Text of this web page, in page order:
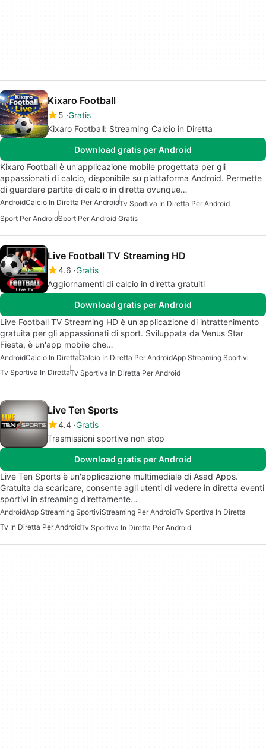
Kixaro Football
5 Gratis
Kixaro Football: Streaming Calcio in Diretta
Download gratis per Android
Kixaro Football è un'applicazione mobile progettata per gli
appassionati di calcio, disponibile su piattaforma Android. Permette
di guardare partite di calcio in diretta ovunque…
AndroidCalcio In Diretta Per AndroidTv Sportiva In Diretta Per Android
Sport Per AndroidSport Per Android Gratis
Live Football TV Streaming HD
4.6 Gratis
Aggiornamenti di calcio in diretta gratuiti
Download gratis per Android
Live Football TV Streaming HD è un'applicazione di intrattenimento
gratuita per gli appassionati di sport. Sviluppata da Venus Star
Fiesta, è un'app mobile che…
AndroidCalcio In DirettaCalcio In Diretta Per AndroidApp Streaming Sportivi
Tv Sportiva In DirettaTv Sportiva In Diretta Per Android
Live Ten Sports
4.4 Gratis
Trasmissioni sportive non stop
Download gratis per Android
Live Ten Sports è un'applicazione multimediale di Asad Apps.
Gratuita da scaricare, consente agli utenti di vedere in diretta eventi
sportivi in streaming direttamente…
AndroidApp Streaming SportiviStreaming Per AndroidTv Sportiva In Diretta
Tv In Diretta Per AndroidTv Sportiva In Diretta Per Android